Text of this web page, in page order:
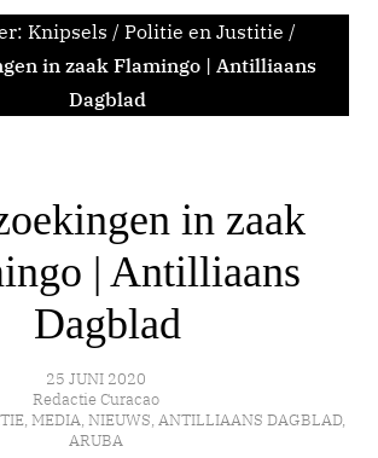
Knipsels / Politie en Justitie /
in zaak Flamingo | Antilliaans
Dagblad
in zaak
| Antilliaans
Dagblad
25 JUNI 2020
Redactie Curacao
, MEDIA, NIEUWS, ANTILLIAANS DAGBLAD,
ARUBA